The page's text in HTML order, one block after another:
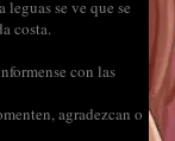
se ve que se
costa.
con las
agradezcan o